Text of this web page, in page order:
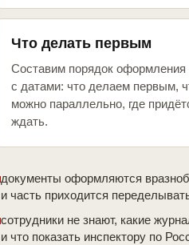
Что делать первым
Составим порядок оформления
с датами: что делаем первым,
можно параллельно, где
ждать.
документы оформляются
и часть приходится
сотрудники не знают, какие
и что показать инспектору по